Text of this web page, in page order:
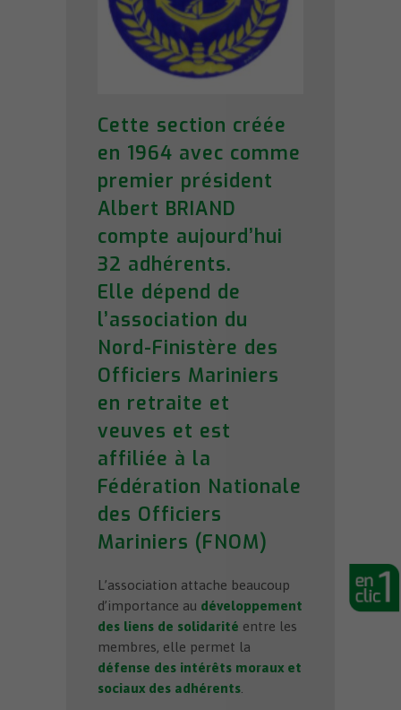
Cette section créée
en 1964 avec comme
premier président
Albert BRIAND
compte aujourd’hui
32 adhérents.
Elle dépend de
l’association du
Nord-Finistère des
Officiers Mariniers
en retraite et
veuves et est
affiliée à la
Fédération Nationale
des Officiers
Mariniers (FNOM)
L’association attache beaucoup
d’importance au développement
des liens de solidarité entre les
membres, elle permet la
défense des intérêts moraux et
sociaux des adhérents